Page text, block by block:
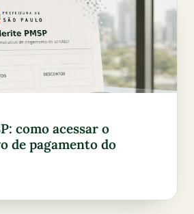
como acessar o
de pagamento do